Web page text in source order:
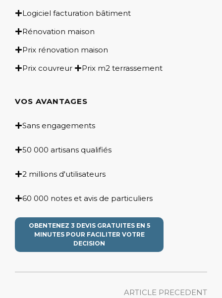
Logiciel facturation bâtiment
Rénovation maison
Prix rénovation maison
Prix couvreur
Prix m2 terrassement
VOS AVANTAGES
Sans engagements
50 000 artisans qualifiés
2 millions d'utilisateurs
60 000 notes et avis de particuliers
OBENTENEZ 3 DEVIS GRATUITES EN 5
MINUTES POUR FACILITER VOTRE
DECISION
ARTICLE PRECEDENT